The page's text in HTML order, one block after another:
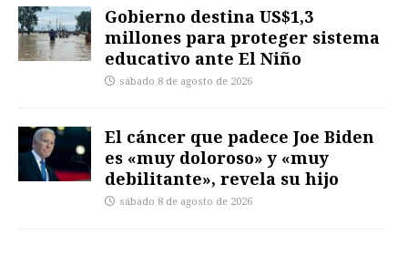
Gobierno destina US$1,3
millones para proteger sistema
educativo ante El Niño
sábado 8 de agosto de 2026
El cáncer que padece Joe Biden
es «muy doloroso» y «muy
debilitante», revela su hijo
sábado 8 de agosto de 2026